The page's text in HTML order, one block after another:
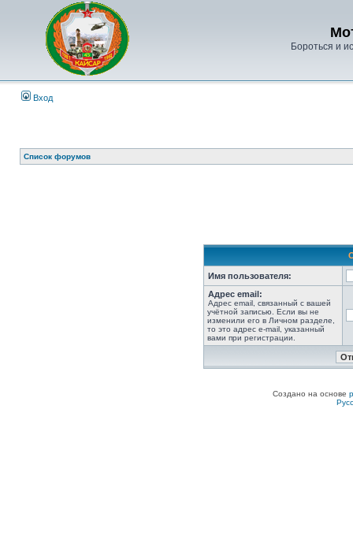
Бороться и
Вход
Список форумов
Имя пользователя:
Адрес email:
Адрес email, связанный с вашей
учётной записью. Если вы не
изменили его в Личном разделе,
то это адрес e-mail, указанный
вами при регистрации.
Создано на основе